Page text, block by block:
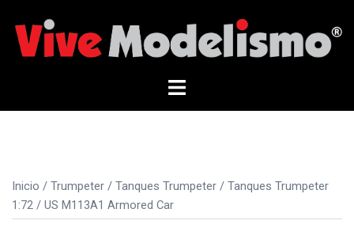
contenido
Alternar
Inicio / Trumpeter / Tanques Trumpeter / Tanques Trumpeter
1:72 / US M113A1 Armored Car